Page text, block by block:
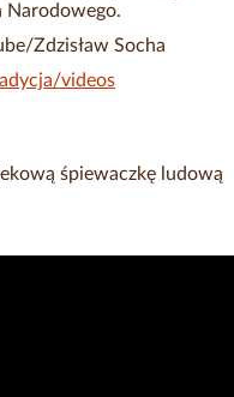
Narodowego.
Zdzisław Socha
videos
śpiewaczkę ludową